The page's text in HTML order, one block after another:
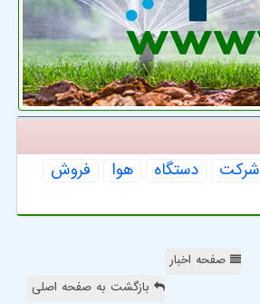
شركت دستگاه هوا
فروش
صفحه اخبار
بازگشت به صفحه اصلی